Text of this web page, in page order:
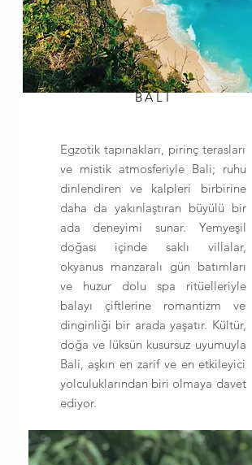
BALİ
Egzotik tapınakları, pirinç terasları
ve mistik atmosferiyle Bali; ruhu
dinlendiren ve kalpleri birbirine
daha da yakınlaştıran büyülü bir
ada deneyimi sunar. Yemyeşil
doğası içinde saklı villalar,
okyanus manzaralı gün batımları
ve huzur dolu spa ritüelleriyle
balayı çiftlerine romantizm ve
dinginliği bir arada yaşatır. Kültür,
doğa ve lüksün kusursuz uyumuyla
Bali, aşkın en zarif ve en etkileyici
yolculuklarından biri olmaya davet
ediyor.